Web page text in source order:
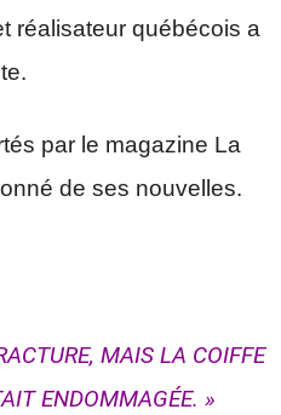
réalisateur québécois a
par le magazine La
de ses nouvelles.
MAIS LA COIFFE
ENDOMMAGÉE. »